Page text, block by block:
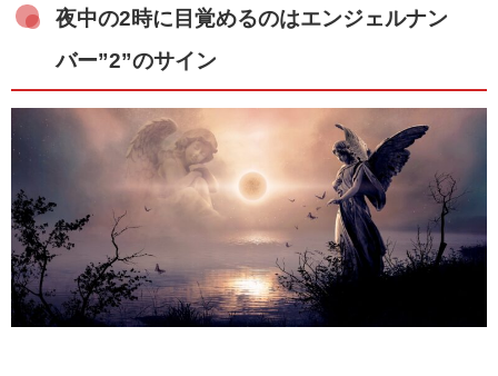
夜中の2時に目覚めるのはエンジェルナン
バー”2”のサイン